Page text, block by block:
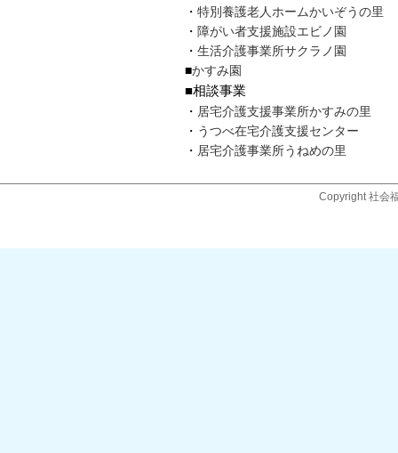
・ 特別養護老人ホームかいぞうの里
・ 障がい者支援施設エビノ園
・ 生活介護事業所サクラノ園
■かすみ園
■相談事業
・ 居宅介護支援事業所かすみの里
・ うつべ在宅介護支援センター
・ 居宅介護事業所うねめの里
Copyright 社会